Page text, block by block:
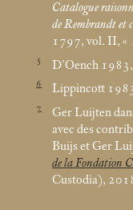
Catalogue
de Rembrandt et
1797, vol. II, «
5 D’Oench 1983,
6 Lippincott
7
Ger Luijten
avec des
Buijs et Ger
de la Fondation
Custodia),